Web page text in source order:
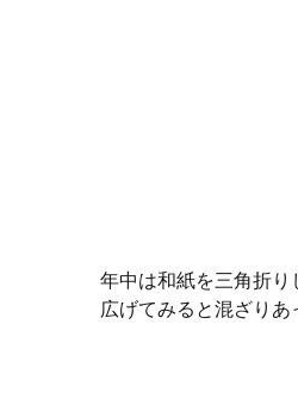
年中は和紙を三角折
広げてみると混ざり